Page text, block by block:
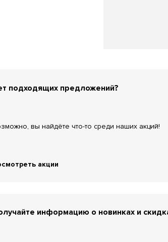
подходящих предложений?
вы найдёте что-то среди наших акций!
акции
информацию о новинках и